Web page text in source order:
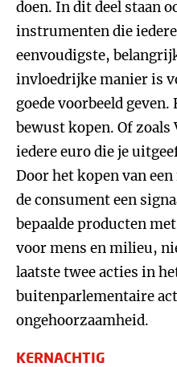
doen. In dit deel staan
instrumenten die
eenvoudigste,
invloedrijke manier is
goede voorbeeld geven.
bewust kopen. Of zoals
iedere euro die je
Door het kopen van
de consument een
bepaalde producten
voor mens en milieu,
laatste twee acties in
buitenparlementaire
ongehoorzaamheid.
KERNACHTIG